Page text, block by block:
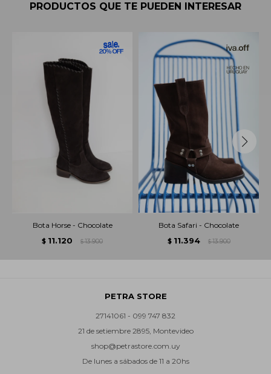
PRODUCTOS QUE TE PUEDEN INTERESAR
Bota Horse - Chocolate
$ 11.120 $ 13.900
Bota Safari - Chocolate
$ 11.394 $ 13.900
PETRA STORE
27141061 - 099 747 832
21 de setiembre 2895, Montevideo
shop@petrastore.com.uy
De lunes a sábados de 11 a 20hs